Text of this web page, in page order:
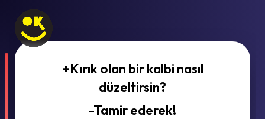
+Kırık olan bir kalbi nasıl
düzeltirsin?
-Tamir ederek!